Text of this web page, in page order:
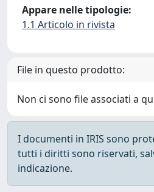
Appare nelle tipologie:
1.1 Articolo in rivista
File in questo prodotto:
Non ci sono file associati a
I documenti in IRIS sono
tutti i diritti sono riservati,
indicazione.